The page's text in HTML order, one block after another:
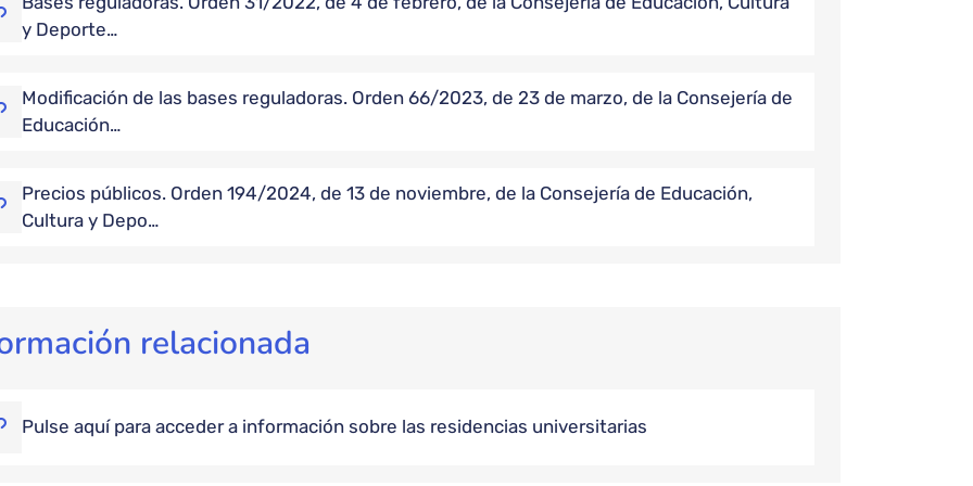
y Deporte…
Modificación de las bases reguladoras. Orden 66/2023, de 23 de marzo, de la Consejería de
Educación…
Precios públicos. Orden 194/2024, de 13 de noviembre, de la Consejería de Educación,
Cultura y Depo…
relacionada
Pulse aquí para acceder a información sobre las residencias universitarias